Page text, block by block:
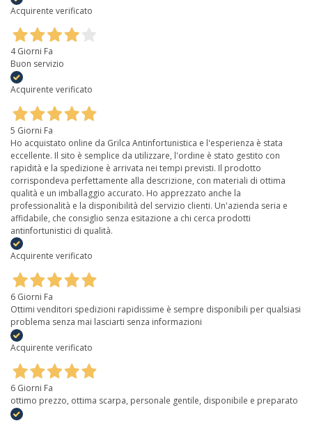
Acquirente verificato
4 Giorni Fa
Buon servizio
Acquirente verificato
5 Giorni Fa
Ho acquistato online da Grilca Antinfortunistica e l'esperienza è stata
eccellente. Il sito è semplice da utilizzare, l'ordine è stato gestito con
rapidità e la spedizione è arrivata nei tempi previsti. Il prodotto
corrispondeva perfettamente alla descrizione, con materiali di ottima
qualità e un imballaggio accurato. Ho apprezzato anche la
professionalità e la disponibilità del servizio clienti. Un'azienda seria e
affidabile, che consiglio senza esitazione a chi cerca prodotti
antinfortunistici di qualità.
Acquirente verificato
6 Giorni Fa
Ottimi venditori spedizioni rapidissime è sempre disponibili per qualsiasi
problema senza mai lasciarti senza informazioni
Acquirente verificato
6 Giorni Fa
ottimo prezzo, ottima scarpa, personale gentile, disponibile e preparato